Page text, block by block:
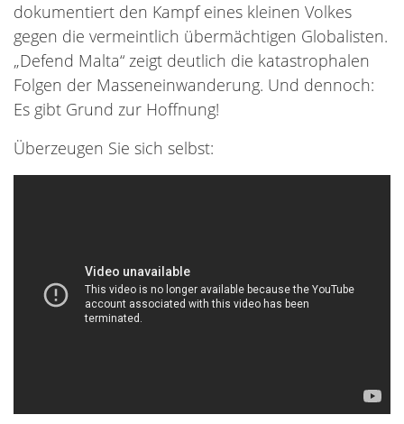
dokumentiert den Kampf eines kleinen Volkes
gegen die vermeintlich übermächtigen Globalisten.
„Defend Malta“ zeigt deutlich die katastrophalen
Folgen der Masseneinwanderung. Und dennoch:
Es gibt Grund zur Hoffnung!
Überzeugen Sie sich selbst: